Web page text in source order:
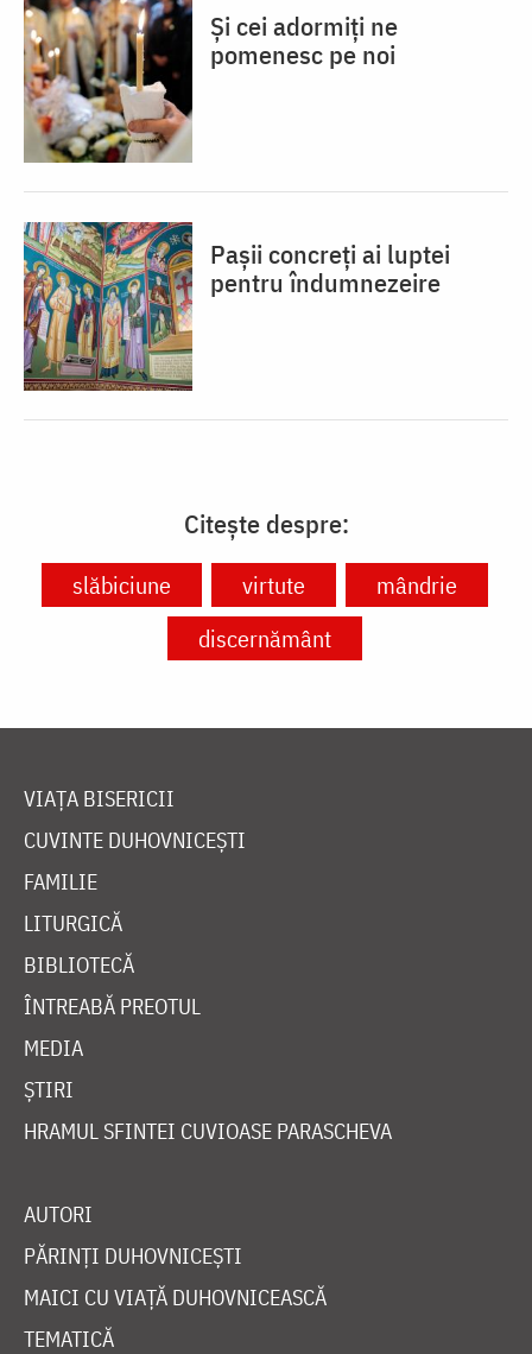
Și cei adormiți ne
pomenesc pe noi
Pașii concreți ai luptei
pentru îndumnezeire
Citește despre:
slăbiciune virtute
mândrie
discernământ
VIAȚA BISERICII
CUVINTE DUHOVNICEȘTI
FAMILIE
LITURGICĂ
BIBLIOTECĂ
ÎNTREABĂ PREOTUL
MEDIA
ȘTIRI
HRAMUL SFINTEI CUVIOASE PARASCHEVA
AUTORI
PĂRINȚI DUHOVNICEȘTI
MAICI CU VIAȚĂ DUHOVNICEASCĂ
TEMATICĂ